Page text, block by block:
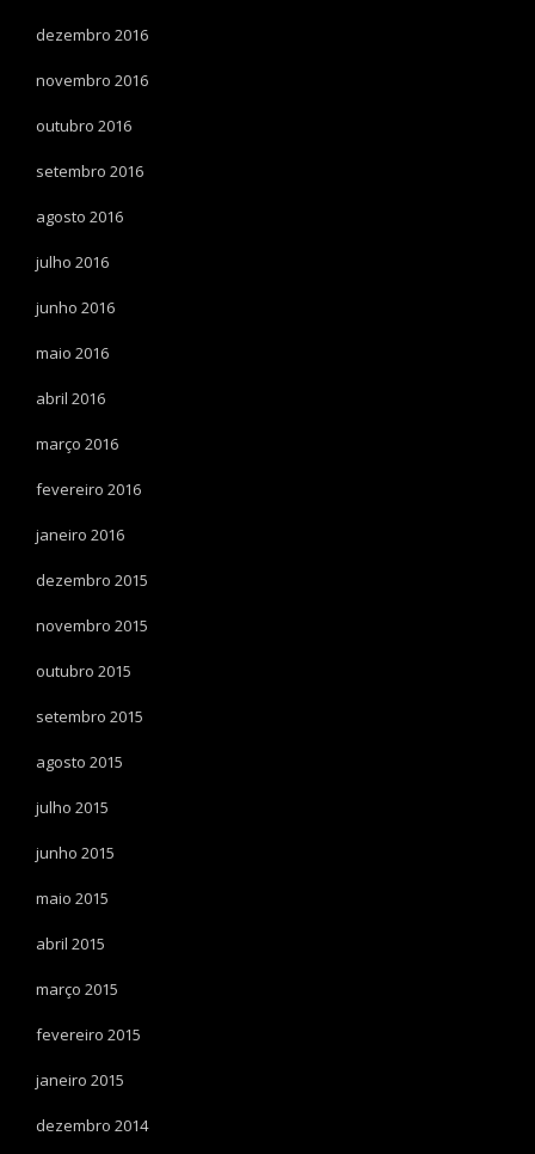
dezembro 2016
novembro 2016
outubro 2016
setembro 2016
agosto 2016
julho 2016
junho 2016
maio 2016
abril 2016
março 2016
fevereiro 2016
janeiro 2016
dezembro 2015
novembro 2015
outubro 2015
setembro 2015
agosto 2015
julho 2015
junho 2015
maio 2015
abril 2015
março 2015
fevereiro 2015
janeiro 2015
dezembro 2014